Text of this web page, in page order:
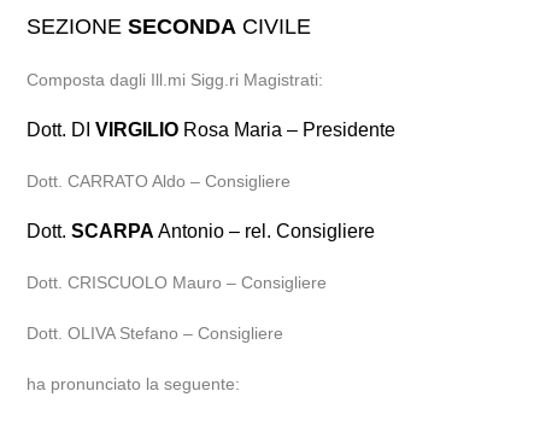
SEZIONESECONDA CIVILE
Composta dagli Ill.mi Sigg.ri Magistrati:
Dott. DIVIRGILIO Rosa Maria – Presidente
Dott. CARRATO Aldo – Consigliere
Dott.SCARPA Antonio – rel. Consigliere
Dott. CRISCUOLO Mauro – Consigliere
Dott. OLIVA Stefano – Consigliere
ha pronunciato la seguente: